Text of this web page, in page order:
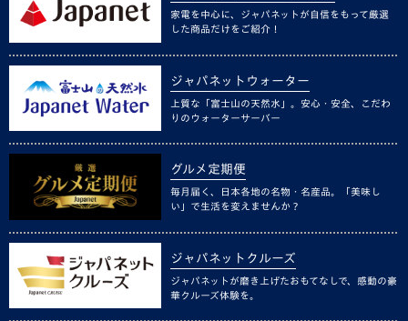
家電を中心に、ジャパネットが自信をもって厳選
した商品だけをご紹介！
ジャパネットウォーター
上質な「富士山の天然水」。安心・安全、こだわ
りのウォーターサーバー
グルメ定期便
毎月届く、日本各地の名物・名産品。「美味し
い」で生活を変えませんか？
ジャパネットクルーズ
ジャパネットが磨き上げたおもてなしで、感動の豪
華クルーズ体験を。